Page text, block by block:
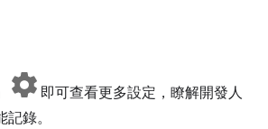
即可查看更多設定，瞭解開發人
錄。